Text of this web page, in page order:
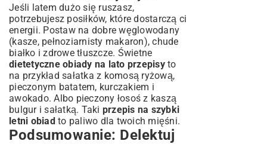
Jeśli latem dużo się ruszasz,
potrzebujesz posiłków, które dostarczą ci
energii. Postaw na dobre węglowodany
(kasze, pełnoziarnisty makaron), chude
białko i zdrowe tłuszcze. Świetne
dietetyczne obiady na lato przepisyto
na przykład sałatka z komosą ryżową,
pieczonym batatem, kurczakiem i
awokado. Albo pieczony łosoś z kaszą
bulgur i sałatką. Taki przepis na szybki
letni obiadto paliwo dla twoich mięśni.
Podsumowanie: Delektuj